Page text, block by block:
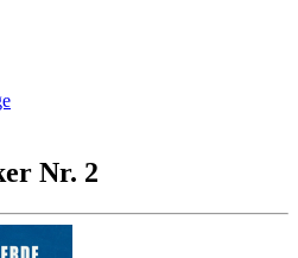
Nr. 2